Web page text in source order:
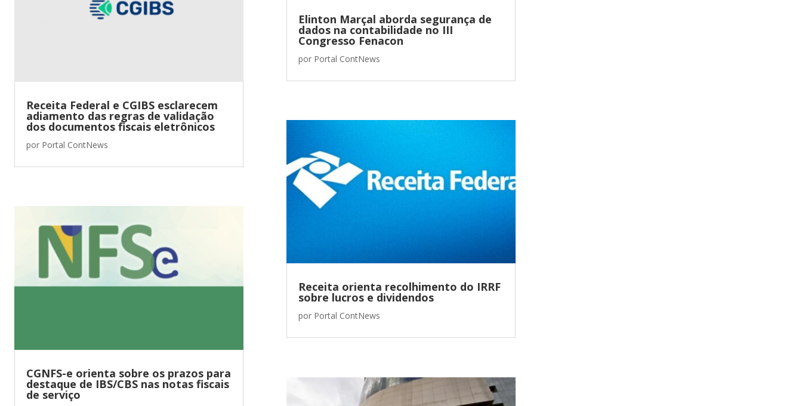
Receita Federal e CGIBS esclarecem
adiamento das regras de validação
dos documentos fiscais eletrônicos
por Portal ContNews
CGNFS-e orienta sobre os prazos para
destaque de IBS/CBS nas notas fiscais
de serviço
Elinton Marçal aborda segurança de
dados na contabilidade no III
Congresso Fenacon
por Portal ContNews
Receita orienta recolhimento do IRRF
sobre lucros e dividendos
por Portal ContNews